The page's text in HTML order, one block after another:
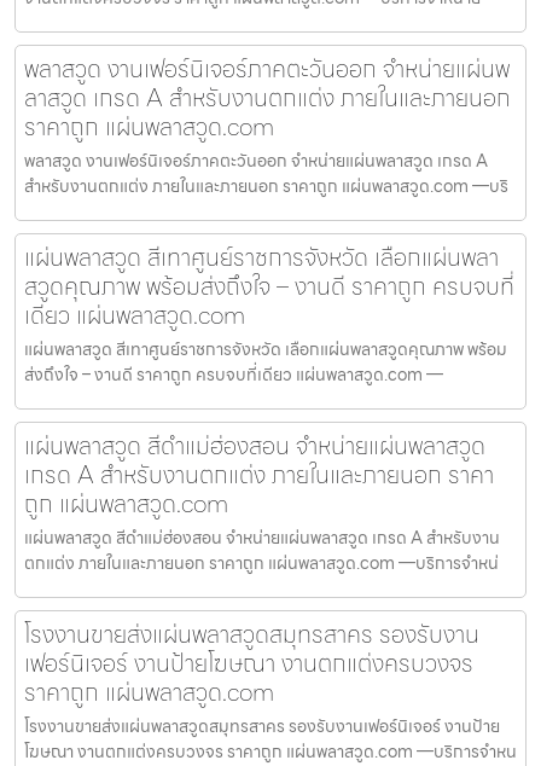
พลาสวูด งานเฟอร์นิเจอร์ภาคตะวันออก จำหน่ายแผ่นพ
ลาสวูด เกรด A สำหรับงานตกแต่ง ภายในและภายนอก
ราคาถูก แผ่นพลาสวูด.com
พลาสวูด งานเฟอร์นิเจอร์ภาคตะวันออก จำหน่ายแผ่นพลาสวูด เกรด A
สำหรับงานตกแต่ง ภายในและภายนอก ราคาถูก แผ่นพลาสวูด.com —บริ
แผ่นพลาสวูด สีเทาศูนย์ราชการจังหวัด เลือกแผ่นพลา
สวูดคุณภาพ พร้อมส่งถึงใจ – งานดี ราคาถูก ครบจบที่
เดียว แผ่นพลาสวูด.com
แผ่นพลาสวูด สีเทาศูนย์ราชการจังหวัด เลือกแผ่นพลาสวูดคุณภาพ พร้อม
ส่งถึงใจ – งานดี ราคาถูก ครบจบที่เดียว แผ่นพลาสวูด.com —
แผ่นพลาสวูด สีดำแม่ฮ่องสอน จำหน่ายแผ่นพลาสวูด
เกรด A สำหรับงานตกแต่ง ภายในและภายนอก ราคา
ถูก แผ่นพลาสวูด.com
แผ่นพลาสวูด สีดำแม่ฮ่องสอน จำหน่ายแผ่นพลาสวูด เกรด A สำหรับงาน
ตกแต่ง ภายในและภายนอก ราคาถูก แผ่นพลาสวูด.com —บริการจำหน่
โรงงานขายส่งแผ่นพลาสวูดสมุทรสาคร รองรับงาน
เฟอร์นิเจอร์ งานป้ายโฆษณา งานตกแต่งครบวงจร
ราคาถูก แผ่นพลาสวูด.com
โรงงานขายส่งแผ่นพลาสวูดสมุทรสาคร รองรับงานเฟอร์นิเจอร์ งานป้าย
โฆษณา งานตกแต่งครบวงจร ราคาถูก แผ่นพลาสวูด.com —บริการจำหน